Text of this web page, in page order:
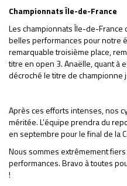
Championnats Île-de-France
Les championnats Île-de-
belles performances pour notre
remarquable troisième place,
titre en open 3. Anaëlle, quant à
décroché le titre de championne
Après ces efforts intenses, nos
méritée. L’équipe prendra du
en septembre pour le final de la
Nous sommes extrêmement
performances. Bravo à toutes
!